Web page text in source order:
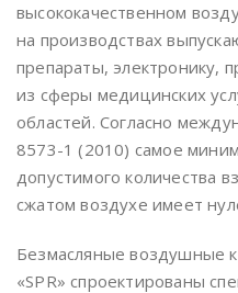
высококачественном
на производствах
препараты, электронику,
из сферы медицинских
областей. Согласно
8573-1 (2010) самое
допустимого количества
сжатом воздухе имеет
Безмасляные воздушные
«SPR» спроектированы